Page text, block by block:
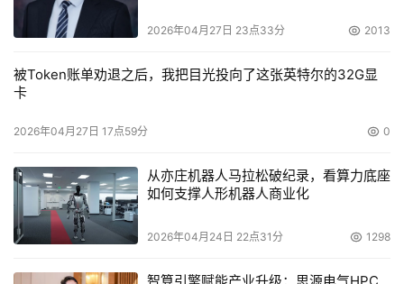
2026年04月27日 23点33分 2013
被Token账单劝退之后，我把目光投向了这张英特尔的32G显
卡
2026年04月27日 17点59分 0
从亦庄机器人马拉松破纪录，看算力底座
如何支撑人形机器人商业化
2026年04月24日 22点31分 1298